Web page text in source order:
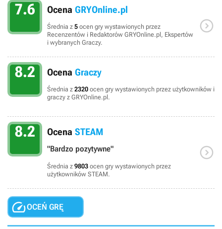
7.6 Ocena GRYOnline.pl
Średnia z 5 ocen gry wystawionych przez
Recenzentów i Redaktorów GRYOnline.pl, Ekspertów
i wybranych Graczy.

8.2 Ocena Graczy
Średnia z 2320 ocen gry wystawionych przez użytkowników i
graczy z GRYOnline.pl.
8.2 Ocena STEAM
"Bardzo pozytywne"
Średnia z 9803 ocen gry wystawionych przez
użytkowników STEAM.

OCEŃ GRĘ